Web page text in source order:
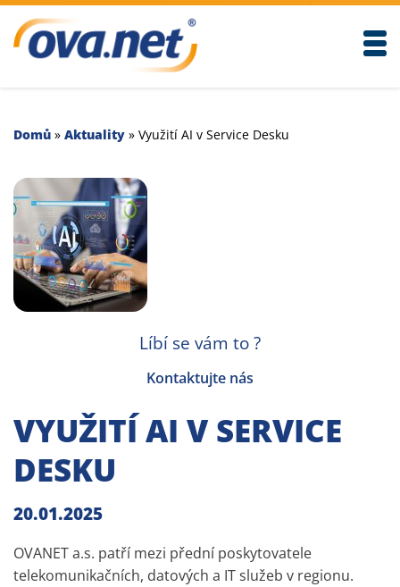
Domů » Aktuality » Využití AI v Service Desku
Líbí se vám to ?
Kontaktujte nás
VYUŽITÍ AI V SERVICE
DESKU
20.01.2025
OVANET a.s. patří mezi přední poskytovatele
telekomunikačních, datových a IT služeb v regionu.